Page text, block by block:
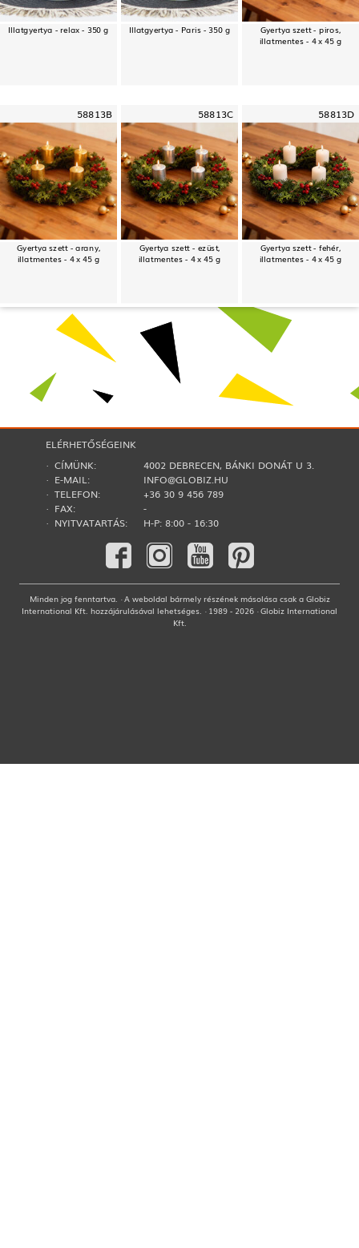
Illatgyertya - relax - 350 g Illatgyertya - Paris - 350 g Gyertya szett - piros,
illatmentes - 4 x 45 g
58813B
Gyertya szett - arany,
illatmentes - 4 x 45 g
58813C
Gyertya szett - ezüst,
illatmentes - 4 x 45 g
58813D
Gyertya szett - fehér,
illatmentes - 4 x 45 g
ELÉRHETŐSÉGEINK
· CÍMÜNK:
4002 DEBRECEN, BÁNKI DONÁT U 3.
· E-MAIL:
INFO@GLOBIZ.HU
· TELEFON:
+36 30 9 456 789
· FAX:
-
· NYITVATARTÁS:
H-P: 8:00 - 16:30
Minden jog fenntartva. · A weboldal bármely részének másolása csak a Globiz
International Kft. hozzájárulásával lehetséges. · 1989 - 2026 · Globiz International
Kft.